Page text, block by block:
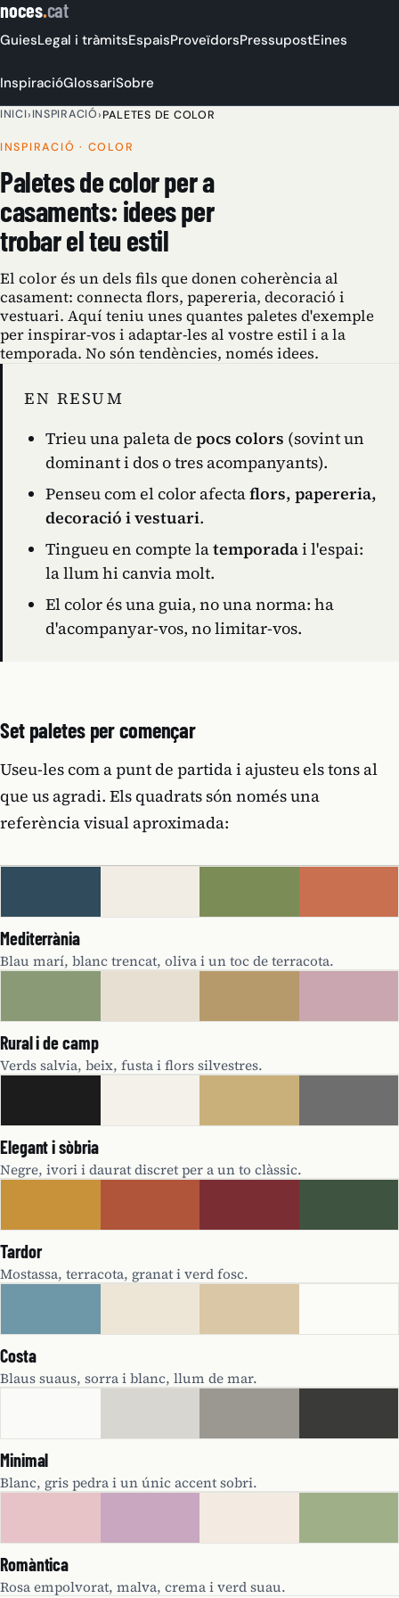
noces.cat
GuiesLegal i tràmitsEspaisProveïdorsPressupostEines
InspiracióGlossariSobre
INICI›INSPIRACIÓ›PALETES DE COLOR
INSPIRACIÓ · COLOR
Paletes de color per a
casaments: idees per
trobar el teu estil
El color és un dels fils que donen coherència al
casament: connecta flors, papereria, decoració i
vestuari. Aquí teniu unes quantes paletes d'exemple
per inspirar-vos i adaptar-les al vostre estil i a la
temporada. No són tendències, només idees.
EN RESUM
Trieu una paleta de pocs colors (sovint un
dominant i dos o tres acompanyants).
Penseu com el color afectaflors, papereria,
decoració i vestuari.
Tingueu en compte latemporadai l'espai:
la llum hi canvia molt.
El color és una guia, no una norma: ha
d'acompanyar-vos, no limitar-vos.
Set paletes per començar
Useu-les com a punt de partida i ajusteu els tons al
que us agradi. Els quadrats són només una
referència visual aproximada:
Mediterrània
Blau marí, blanc trencat, oliva i un toc de terracota.
Rural i de camp
Verds salvia, beix, fusta i flors silvestres.
Elegant i sòbria
Negre, ivori i daurat discret per a un to clàssic.
Tardor
Mostassa, terracota, granat i verd fosc.
Costa
Blaus suaus, sorra i blanc, llum de mar.
Minimal
Blanc, gris pedra i un únic accent sobri.
Romàntica
Rosa empolvorat, malva, crema i verd suau.